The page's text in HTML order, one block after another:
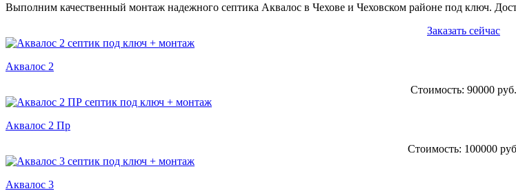
Выполним качественный монтаж надежного септика Аквалос в Чехове и Чеховском районе под ключ.
Заказать сейчас
Аквалос 2
Стоимость: 90000 руб.
Аквалос 2 Пр
Стоимость: 100000
Аквалос 3